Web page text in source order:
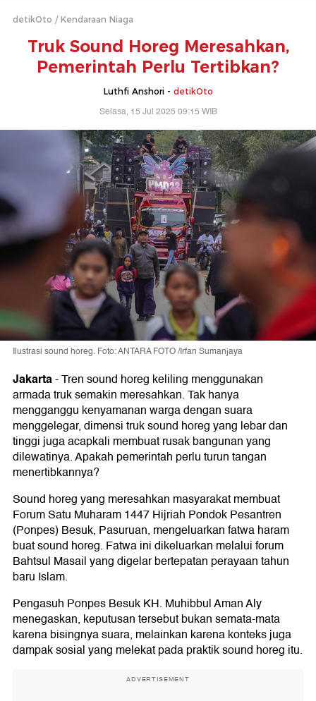
detikOto Kendaraan Niaga
Truk Sound Horeg Meresahkan,
Pemerintah Perlu Tertibkan?
Luthfi Anshori - detikOto
Selasa, 15 Jul 2025 09:15 WIB
Ilustrasi sound horeg. Foto: ANTARA FOTO /Irfan Sumanjaya
Jakarta-Tren sound horeg keliling menggunakan
armada truk semakin meresahkan. Tak hanya
mengganggu kenyamanan warga dengan suara
menggelegar, dimensi truk sound horeg yang lebar dan
tinggi juga acapkali membuat rusak bangunan yang
dilewatinya. Apakah pemerintah perlu turun tangan
menertibkannya?
Sound horeg yang meresahkan masyarakat membuat
Forum Satu Muharam 1447 Hijriah Pondok Pesantren
(Ponpes) Besuk, Pasuruan, mengeluarkan fatwa haram
buat sound horeg. Fatwa ini dikeluarkan melalui forum
Bahtsul Masail yang digelar bertepatan perayaan tahun
baru Islam.
Pengasuh Ponpes Besuk KH. Muhibbul Aman Aly
menegaskan, keputusan tersebut bukan semata-mata
karena bisingnya suara, melainkan karena konteks juga
dampak sosial yang melekat pada praktik sound horeg itu.
ADVERTISEMENT